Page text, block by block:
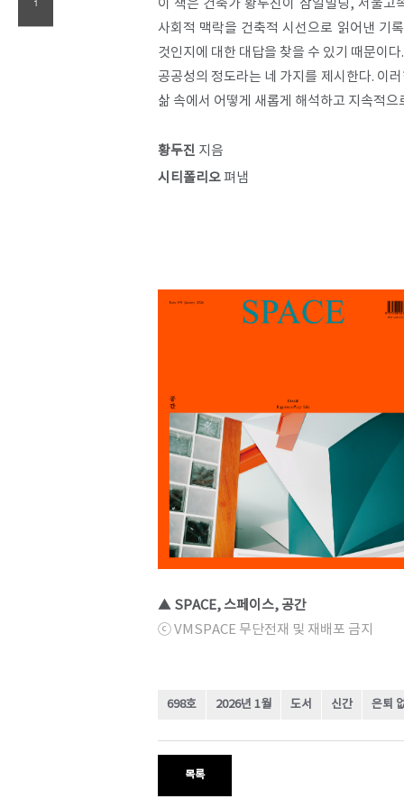
이 책은 건축가 황두진이 삼일빌딩, 서울
사회적 맥락을 건축적 시선으로 읽어낸 기
것인지에 대한 대답을 찾을 수 있기 때문이
공공성의 정도라는 네 가지를 제시한다. 이
삶 속에서 어떻게 새롭게 해석하고 지속적
황두진 지음
시티폴리오펴냄​
▲ SPACE, 스페이스, 공간
ⓒ VMSPACE 무단전재 및 재배포 금지
698호 2026년 1월 도서 신간 은퇴
목록
1